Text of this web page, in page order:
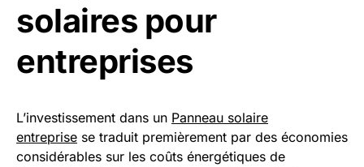
solaires pour
entreprises
L’investissement dans un Panneau solaire
entreprise se traduit premièrement par des économies
considérables sur les coûts énergétiques de